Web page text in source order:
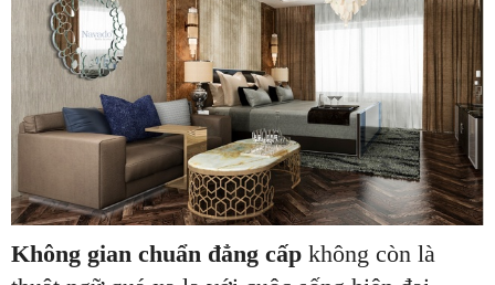
Không gian chuẩn đẳng cấp không còn là